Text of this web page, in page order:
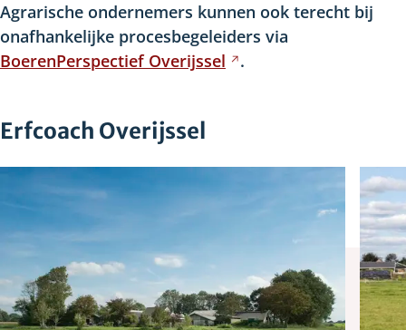
Agrarische ondernemers kunnen ook terecht bij
onafhankelijke procesbegeleiders via
BoerenPerspectief Overijssel
Verwijst
.
Erfcoach Overijssel